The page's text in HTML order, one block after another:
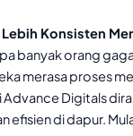
Konsisten
banyak orang
merasa proses
Digitals
efisien di dapur.